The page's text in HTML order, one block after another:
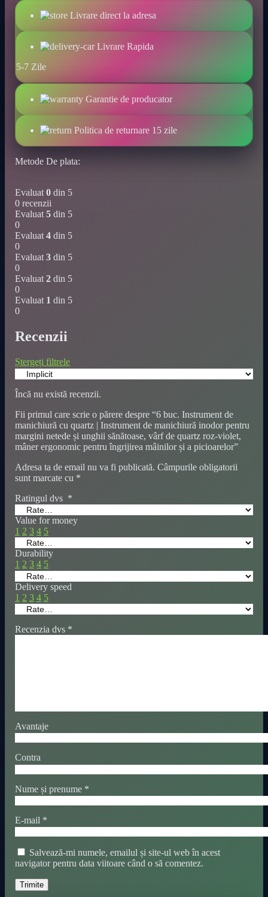
Livrare direct la adresa
Livrare Rapida
5-7 Zile
Garantie de producator
Politica de returnare 15 zile
Metode De plata:
Evaluat 0 din 5
0 recenzii
Evaluat 5 din 5
0
Evaluat 4 din 5
0
Evaluat 3 din 5
0
Evaluat 2 din 5
0
Evaluat 1 din 5
0
Recenzii
Ștergeți filtrele
Încă nu există recenzii.
Fii primul care scrie o părere despre “6 buc. Instrument de
manichiură cu quartz | Instrument de manichiură inodor pentru
margini netede și unghii sănătoase, vârf de quartz roz-violet,
mâner ergonomic pentru îngrijirea mâinilor și a picioarelor”
Adresa ta de email nu va fi publicată. Câmpurile obligatorii
sunt marcate cu *
Ratingul dvs *
Value for money
1 2 3 4 5
Durability
1 2 3 4 5
Delivery speed
1 2 3 4 5
Recenzia dvs *
Avantaje
Contra
Nume și prenume *
E-mail *
Salvează-mi numele, emailul și site-ul web în acest
navigator pentru data viitoare când o să comentez.